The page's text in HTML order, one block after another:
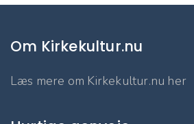
Om Kirkekultur.nu
Læs mere om Kirkekultur.nu her